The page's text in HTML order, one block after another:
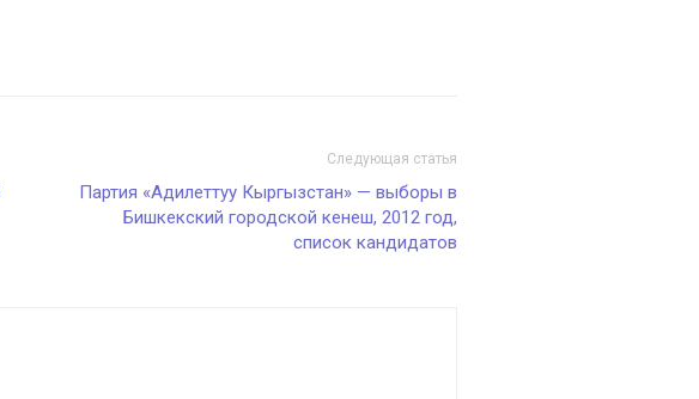
Следующая статья
Партия «Адилеттуу Кыргызстан» — выборы в
Бишкекский городской кенеш, 2012 год,
список кандидатов